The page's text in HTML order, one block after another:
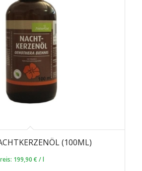
(100ML)
199,90 € /l